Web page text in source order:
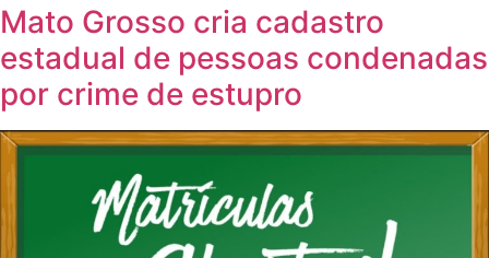
Mato Grosso cria cadastro
estadual de pessoas condenadas
por crime de estupro